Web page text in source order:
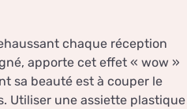
chaque réception
apporte cet effet « wow »
sa beauté est à couper le
Utiliser une assiette plastique